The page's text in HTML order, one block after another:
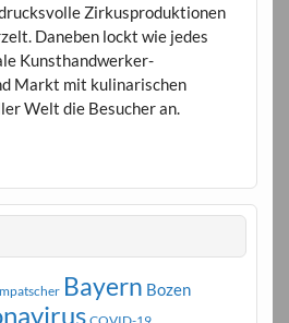
Zirkusproduktionen
Daneben lockt wie jedes
Kunsthandwerker-
Markt mit kulinarischen
Welt die Besucher an.
Bayern Bozen